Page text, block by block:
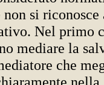
si riconosce
Nel primo
mediare la
che
nella